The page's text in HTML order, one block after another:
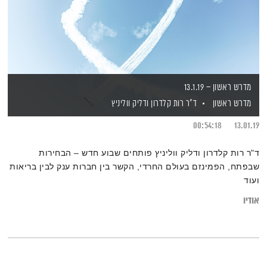
מדרש ראשון – 13.1.19
מדרש ראשון
ד"ר רות קלדרון ודליק ווליניץ
13.01.19
00:54:18
ד"ר רות קלדרון ודליק ווליניץ פותחים שבוע חדש – הבחירות
שבפתח, הפמינזם בעולם החרדי, הקשר בין חברות ענק לבין בריאות
ועוד
אודיו